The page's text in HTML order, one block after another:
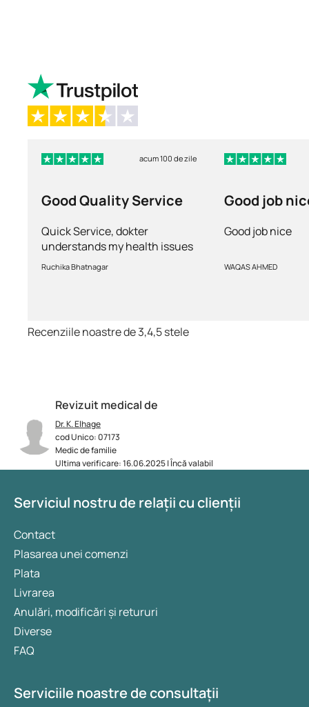
Revizuit medical de
Dr. K. Elhage
cod Unico: 07173
Medic de familie
Ultima verificare: 16.06.2025 | Încă valabil
acum 100 de zile
Good Quality Service
Quick Service, dokter
understands my health issues
and good diagnosis
Ruchika Bhatnagar
Good job
Good job nice
WAQAS AHMED
Recenziile noastre de 3,4,5 stele
Serviciul nostru de relații cu clienții
Contact
Plasarea unei comenzi
Plata
Livrarea
Anulări, modificări și retururi
Diverse
FAQ
Serviciile noastre de consultații